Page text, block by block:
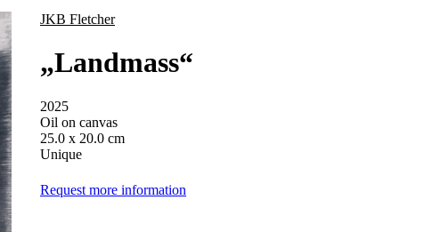
JKB Fletcher
„Landmass“
2025
Oil on canvas
25.0 x 20.0 cm
Unique
Request more information